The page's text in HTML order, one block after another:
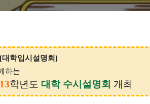
입시설명회]
하는
학년도 대학 수시설명회 개최